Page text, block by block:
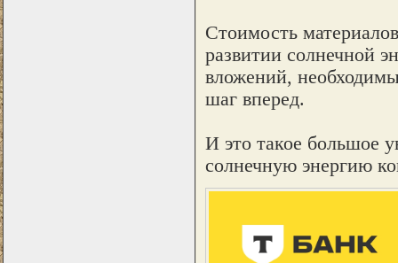
Стоимость
развитии солнечной
вложений,
шаг вперед.
И это такое большое
солнечную энергию